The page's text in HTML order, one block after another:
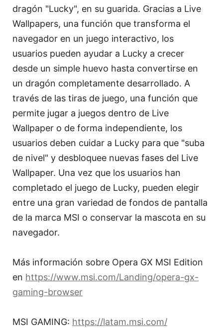
dragón "Lucky", en su guarida. Gracias a Live
Wallpapers, una función que transforma el
navegador en un juego interactivo, los
usuarios pueden ayudar a Lucky a crecer
desde un simple huevo hasta convertirse en
un dragón completamente desarrollado. A
través de las tiras de juego, una función que
permite jugar a juegos dentro de Live
Wallpaper o de forma independiente, los
usuarios deben cuidar a Lucky para que "suba
de nivel" y desbloquee nuevas fases del Live
Wallpaper. Una vez que los usuarios han
completado el juego de Lucky, pueden elegir
entre una gran variedad de fondos de pantalla
de la marca MSI o conservar la mascota en su
navegador.
Más información sobre Opera GX MSI Edition
en https://www.msi.com/Landing/opera-gx-
gaming-browser
MSI GAMING: https://latam.msi.com/